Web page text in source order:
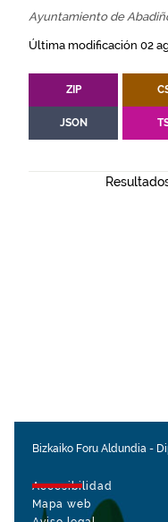
Ayuntamiento de
Última modificación 02
ZIP
JSON
Bizkaiko Foru Aldundia -
Accesibilidad
Mapa web